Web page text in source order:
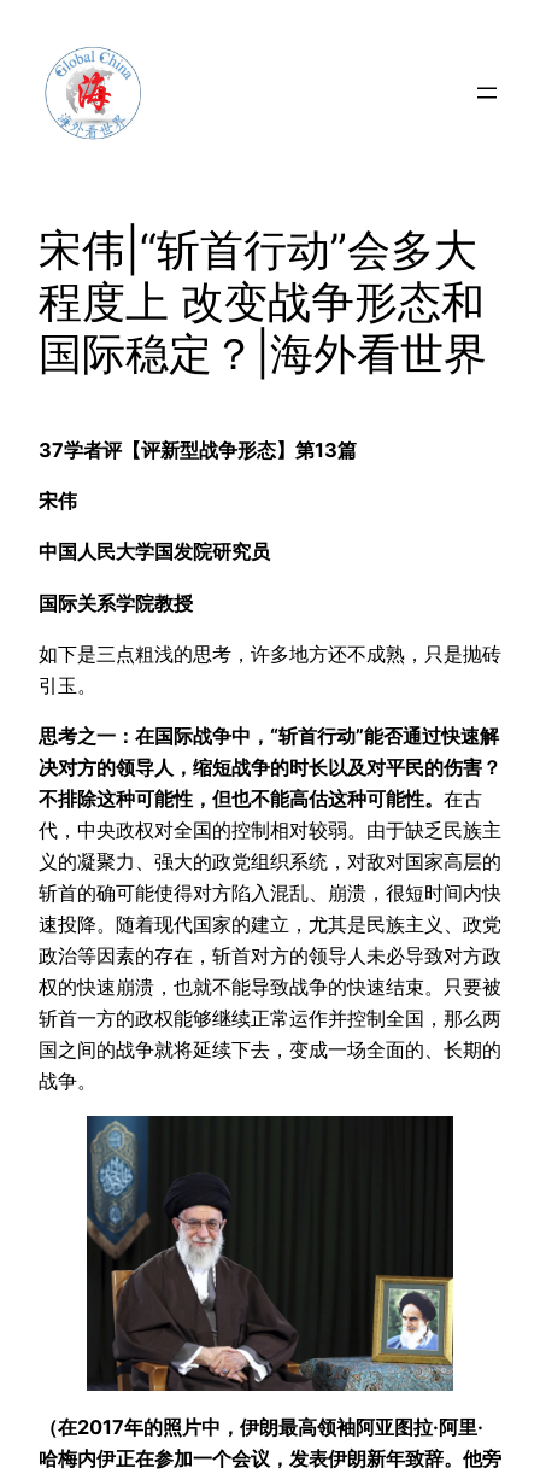
content
宋伟|“斩首行动”会多大
程度上 改变战争形态和
国际稳定？|海外看世界
37学者评【评新型战争形态】第13篇
宋伟
中国人民大学国发院研究员
国际关系学院教授
如下是三点粗浅的思考，许多地方还不成熟，只是抛砖
引玉。
思考之一：在国际战争中，“斩首行动”能否通过快速解
决对方的领导人，缩短战争的时长以及对平民的伤害？
不排除这种可能性，但也不能高估这种可能性。 在古
代，中央政权对全国的控制相对较弱。由于缺乏民族主
义的凝聚力、强大的政党组织系统，对敌对国家高层的
斩首的确可能使得对方陷入混乱、崩溃，很短时间内快
速投降。随着现代国家的建立，尤其是民族主义、政党
政治等因素的存在，斩首对方的领导人未必导致对方政
权的快速崩溃，也就不能导致战争的快速结束。只要被
斩首一方的政权能够继续正常运作并控制全国，那么两
国之间的战争就将延续下去，变成一场全面的、长期的
战争。
（在2017年的照片中，伊朗最高领袖阿亚图拉·阿里·
哈梅内伊正在参加一个会议，发表伊朗新年致辞。他旁